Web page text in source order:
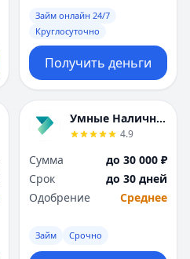
Хабаровск
Ч
Чебоксары
Челябинск
Чита
Я
Ярославль
Вся Россия
Хабаровск
Ч
Чебоксары
Челябинск
Чита
Я
Ярославль
Вся Россия
Займ онлайн 24/7
Круглосуточно
Получить деньги
Умные Наличные
4.9
Сумма
до 30 000 ₽
Срок
до 30 дней
Одобрение
Среднее
Займ Срочно